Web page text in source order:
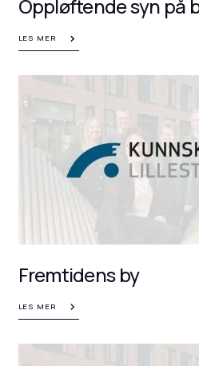
Oppløftende syn på
LES MER
Fremtidens by
LES MER